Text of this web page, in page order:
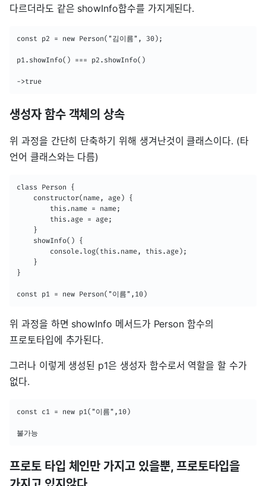
다르더라도 같은 showInfo함수를 가지게된다.
const p2 = new Person("김이름", 30);
p1.showInfo() === p2.showInfo()
->true
생성자 함수 객체의 상속
위 과정을 간단히 단축하기 위해 생겨난것이 클래스이다. (타
언어 클래스와는 다름)
class Person {
    constructor(name, age) {
        this.name = name;
        this.age = age;
    }
    showInfo() {
        console.log(this.name, this.age);
    }
}
const p1 = new Person("이름",10)
위 과정을 하면 showInfo 메서드가 Person 함수의
프로토타입에 추가된다.
그러나 이렇게 생성된 p1은 생성자 함수로서 역할을 할 수가
없다.
const c1 = new p1("이름",10)
불가능
프로토 타입 체인만 가지고 있을뿐, 프로토타입을